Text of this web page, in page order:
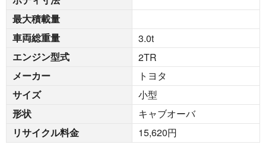
最大積載量
車両総重量
3.0t
エンジン型式
2TR
メーカー
トヨタ
サイズ
小型
形状
キャブオーバ
リサイクル料金
15,620円